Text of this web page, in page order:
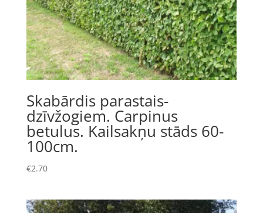
Skabārdis parastais-
dzīvžogiem. Carpinus
betulus. Kailsakņu stāds 60-
100cm.
€2.70